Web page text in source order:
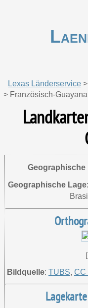
Lexas Länderservice >
> Französisch-Guayana
Geographische
Geographische Lage:
[
Bildquelle: TUBS, CC